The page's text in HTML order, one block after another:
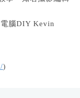
腦DIY Kevin
)